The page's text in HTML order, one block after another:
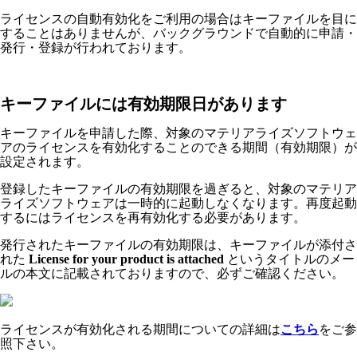
ライセンスの自動有効化をご利用の場合はキーファイルを目に
することはありませんが、バックグラウンドで自動的に申請・
発行・登録が行われております。
キーファイルには有効期限日があります
キーファイルを申請した際、対象のマテリアライズソフトウェ
アのライセンスを有効化することのできる期間（有効期限）が
設定されます。
登録したキーファイルの有効期限を過ぎると、対象のマテリア
ライズソフトウェアは一時的に起動しなくなります。再度起動
するにはライセンスを再有効化する必要があります。
発行されたキーファイルの有効期限は、キーファイルが添付さ
れた License for your product is attached というタイトルのメー
ルの本文に記載されておりますので、必ずご確認ください。
ライセンスが有効化される期間についての詳細はこちら をご参
照下さい。